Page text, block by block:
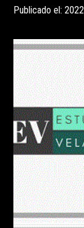
Publicado el: